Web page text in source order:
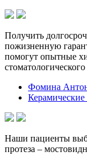
Получить
пожизненную
помогут опытные
Фомина
Керамические
Наши пациенты
протеза –